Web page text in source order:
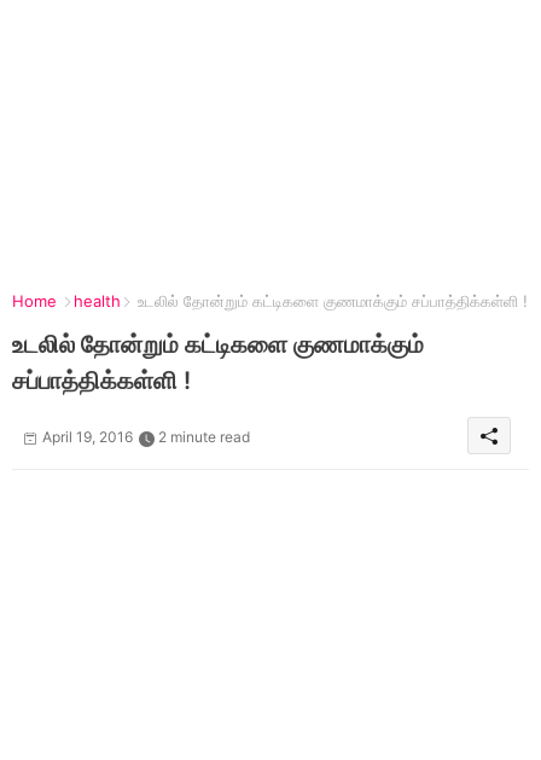
Home health உடலில் தோன்றும் கட்டிகளை குணமாக்கும் சப்பாத்திக்கள்ளி !
உடலில் தோன்றும் கட்டிகளை குணமாக்கும்
சப்பாத்திக்கள்ளி !
April 19, 2016 2 minute read